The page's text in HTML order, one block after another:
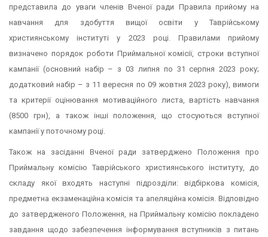
представила до уваги членів Вченої ради Правила прийому на
навчання для здобуття вищої освіти у Таврійському
християнському інституті у 2023 році. Правилами прийому
визначено порядок роботи Приймальної комісії, строки вступної
кампанії (основний набір – з 03 липня по 31 серпня 2023 року;
додатковий набір – з 11 вересня по 09 жовтня 2023 року), вимоги
та критерії оцінювання мотиваційного листа, вартість навчання
(8500 грн), а також інші положення, що стосуються вступної
кампанії у поточному році.
Також на засіданні Вченої ради затверджено Положення про
Приймальну комісію Таврійського християнського інституту, до
складу якої входять наступні підрозділи: відбіркова комісія,
предметна екзаменаційна комісія та апеляційна комісія. Відповідно
до затвердженого Положення, на Приймальну комісію покладено
завдання щодо забезпечення інформування вступників з питань